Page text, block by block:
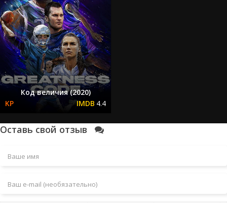
Код величия (2020)
4.4
Оставь свой отзыв